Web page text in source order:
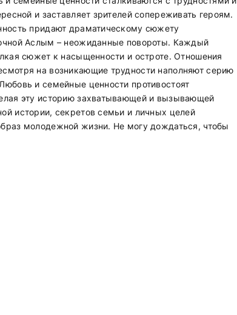
и заставляет зрителей сопереживать героям.
придают драматическому сюжету
Аслым – неожиданные повороты. Каждый
сюжет к насыщенности и остроте. Отношения
на возникающие трудности наполняют серию
и семейные ценности противостоят
эту историю захватывающей и вызывающей
истории, секретов семьи и личных целей
молодежной жизни. Не могу дождаться, чтобы